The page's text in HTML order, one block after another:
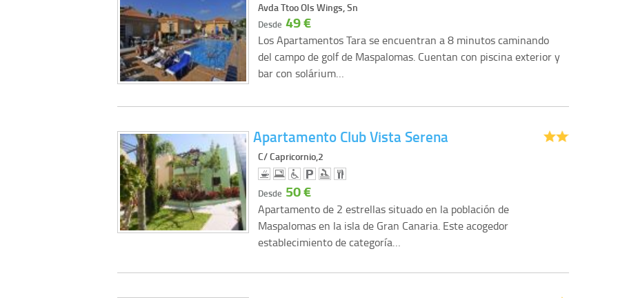
Avda Ttoo Ols Wings, Sn
Desde 49 €
Los Apartamentos Tara se encuentran a 8 minutos caminando
del campo de golf de Maspalomas. Cuentan con piscina exterior y
bar con solárium…
Apartamento Club Vista Serena
C/ Capricornio,2
Desde 50 €
Apartamento de 2 estrellas situado en la población de
Maspalomas en la isla de Gran Canaria. Este acogedor
establecimiento de categoría…